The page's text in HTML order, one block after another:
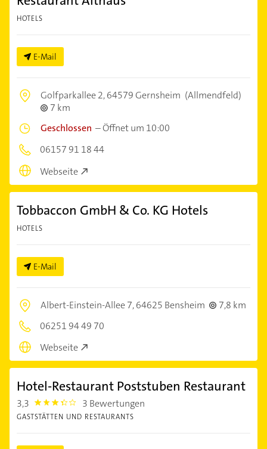
HOTELS
E-Mail
Golfparkallee 2,64579 Gernsheim (Allmendfeld)
7 km
Geschlossen –Öffnet um 10:00
06157 91 18 44
Webseite
Tobbaccon GmbH & Co. KG Hotels
HOTELS
E-Mail
Albert-Einstein-Allee 7,64625 Bensheim
7,8 km
06251 94 49 70
Webseite
Hotel-Restaurant Poststuben Restaurant
3,3 3.3 3 Bewertungen
GASTSTÄTTEN UND RESTAURANTS